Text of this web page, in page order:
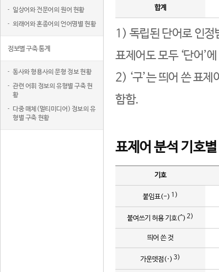
일상어와 전문어의 원어 현황
외래어와 혼종어의 언어명별 현황
정보별 구축 통계
동사와 형용사의 문형 정보 현황
관련 어휘 정보의 유형별 구축 현
황
다중 매체(멀티미디어) 정보의 유
형별 구축 현황
합계
1) 독립된 단어로 인정
표제어도 모두 ‘단어’
2) ‘구’는 띄어 쓴 표
함함.
표제어 분석 기호
기호
붙임표(-) 1)
붙여쓰기 허용 기호(^) 2)
띄어 쓴 것
가운뎃점(·) 3)